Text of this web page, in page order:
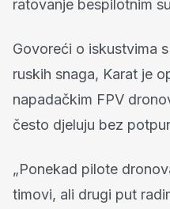
ratovanje bespilotnim
Govoreći o iskustvima
ruskih snaga, Karat je
napadačkim FPV
često djeluju bez
„Ponekad pilote
timovi, ali drugi put